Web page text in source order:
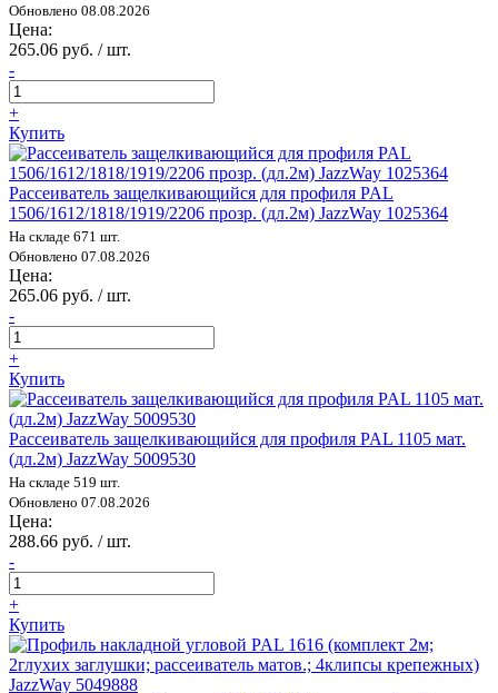
Обновлено 08.08.2026
Цена:
265.06 руб. / шт.
-
+
Купить
Рассеиватель защелкивающийся для профиля PAL
1506/1612/1818/1919/2206 прозр. (дл.2м) JazzWay 1025364
На складе 671 шт.
Обновлено 07.08.2026
Цена:
265.06 руб. / шт.
-
+
Купить
Рассеиватель защелкивающийся для профиля PAL 1105 мат.
(дл.2м) JazzWay 5009530
На складе 519 шт.
Обновлено 07.08.2026
Цена:
288.66 руб. / шт.
-
+
Купить